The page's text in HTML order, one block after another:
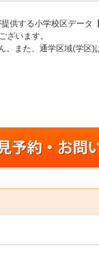
供する小学校区データ
ざいます。
。また、通学区域(学区)